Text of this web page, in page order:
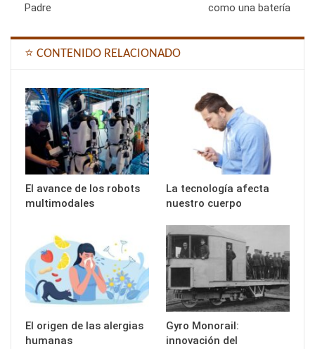
Padre
como una batería
⭐ CONTENIDO RELACIONADO
El avance de los robots
multimodales
La tecnología afecta
nuestro cuerpo
El origen de las alergias
humanas
Gyro Monorail:
innovación del